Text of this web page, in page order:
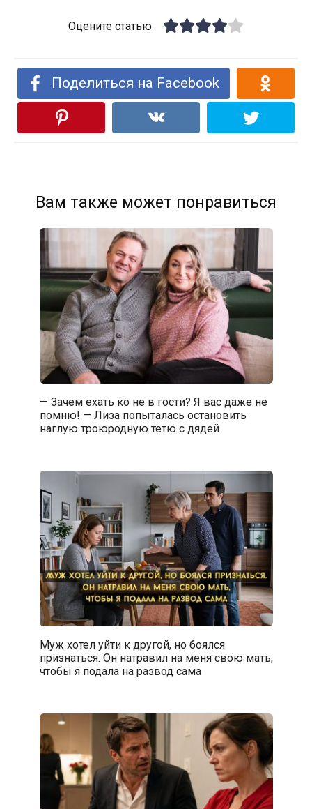
Оцените статью
Поделиться на Facebook
Вам также может понравиться
— Зачем ехать ко не в гости? Я вас даже не
помню! — Лиза попыталась остановить
наглую троюродную тетю с дядей
Муж хотел уйти к другой, но боялся
признаться. Он натравил на меня свою мать,
чтобы я подала на развод сама